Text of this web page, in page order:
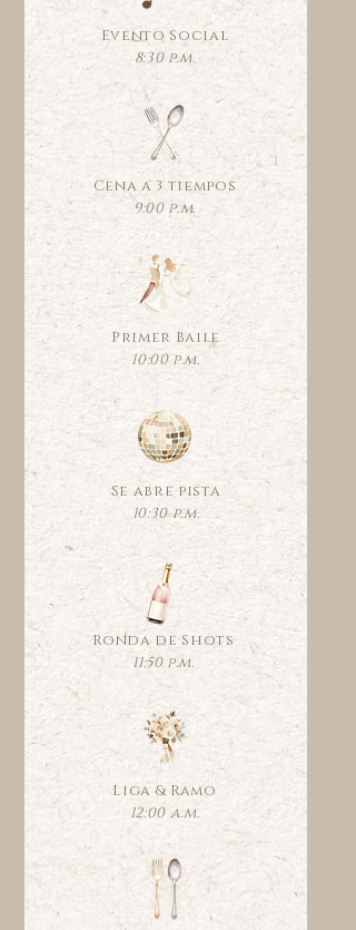
Evento Social
8:30 p.m.
Cena a 3 tiempos
9:00 p.m.
Primer Baile
10:00 p.m.
Se abre pista
10:30 p.m.
Ronda de Shots
11:50 p.m.
Liga & Ramo
12:00 a.m.